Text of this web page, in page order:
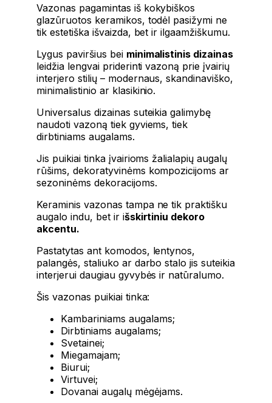
Vazonas pagamintas iš kokybiškos
glazūruotos keramikos, todėl pasižymi ne
tik estetiška išvaizda, bet ir ilgaamžiškumu.
Lygus paviršius bei minimalistinis dizainas
leidžia lengvai priderinti vazoną prie įvairių
interjero stilių – modernaus, skandinaviško,
minimalistinio ar klasikinio.
Universalus dizainas suteikia galimybę
naudoti vazoną tiek gyviems, tiek
dirbtiniams augalams.
Jis puikiai tinka įvairioms žalialapių augalų
rūšims, dekoratyvinėms kompozicijoms ar
sezoninėms dekoracijoms.
Keraminis vazonas tampa ne tik praktišku
augalo indu, bet ir išskirtiniu dekoro
akcentu.
Pastatytas ant komodos, lentynos,
palangės, staliuko ar darbo stalo jis suteikia
interjerui daugiau gyvybės ir natūralumo.
Šis vazonas puikiai tinka:
Kambariniams augalams;
Dirbtiniams augalams;
Svetainei;
Miegamajam;
Biurui;
Virtuvei;
Dovanai augalų mėgėjams.